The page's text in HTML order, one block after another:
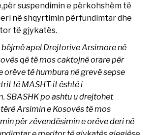
suspendimin e përkohshëm të
në shqyrtimin përfundimtar dhe
të gjykatës.
bëjmë apel Drejtorive Arsimore në
që të mos caktojnë orare për
orëve të humbura në grevë sepse
të MASHT-it është i
SBASHK po ashtu u drejtohet
Arsimin e Kosovës të mos
për zëvendësimin e orëve deri në